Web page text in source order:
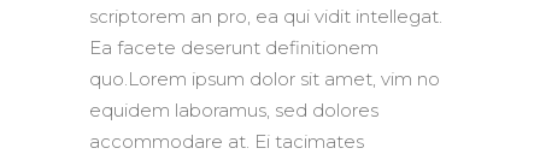
scriptorem an pro, ea qui vidit intellegat.
Ea facete deserunt definitionem
quo.Lorem ipsum dolor sit amet, vim no
equidem laboramus, sed dolores
accommodare at. Ei tacimates